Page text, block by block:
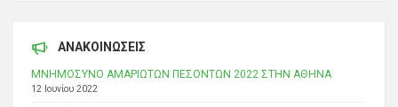
ΑΝΑΚΟΙΝΩΣΕΙΣ
ΜΝΗΜΟΣΥΝΟ ΑΜΑΡΙΩΤΩΝ ΠΕΣΟΝΤΩΝ 2022 ΣΤΗΝ ΑΘΗΝΑ
12 Ιουνίου 2022